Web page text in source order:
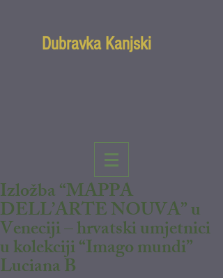
Dubravka Kanjski
Izložba “MAPPA
DELL’ARTE NOUVA” u
Veneciji – hrvatski umjetnici
u kolekciji “Imago mundi”
Luciana B